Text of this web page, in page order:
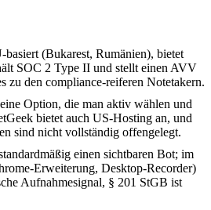
basiert (Bukarest, Rumänien), bietet
SOC 2 Type II und stellt einen AVV
zu den compliance-reiferen Notetakern.
Option, die man aktiv wählen und
bietet auch US-Hosting an, und
sind nicht vollständig offengelegt.
einen sichtbaren Bot; im
Erweiterung, Desktop-Recorder)
Aufnahmesignal, § 201 StGB ist